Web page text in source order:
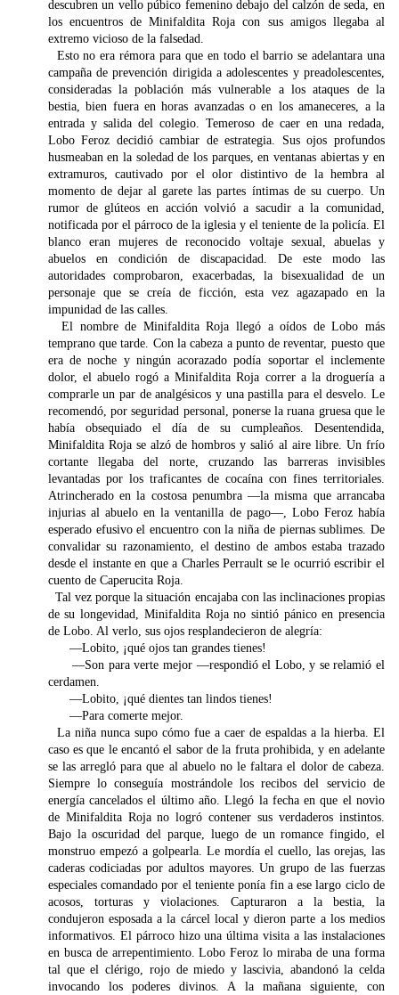
descubren un vello púbico femenino debajo del calzón de seda, en
los encuentros de Minifaldita Roja con sus amigos llegaba al
extremo vicioso de la falsedad.
Esto no era rémora para que en todo el barrio se adelantara una
campaña de prevención dirigida a adolescentes y preadolescentes,
consideradas la población más vulnerable a los ataques de la
bestia, bien fuera en horas avanzadas o en los amaneceres, a la
entrada y salida del colegio. Temeroso de caer en una redada,
Lobo Feroz decidió cambiar de estrategia. Sus ojos profundos
husmeaban en la soledad de los parques, en ventanas abiertas y en
extramuros, cautivado por el olor distintivo de la hembra al
momento de dejar al garete las partes íntimas de su cuerpo. Un
rumor de glúteos en acción volvió a sacudir a la comunidad,
notificada por el párroco de la iglesia y el teniente de la policía. El
blanco eran mujeres de reconocido voltaje sexual, abuelas y
abuelos en condición de discapacidad. De este modo las
autoridades comprobaron, exacerbadas, la bisexualidad de un
personaje que se creía de ficción, esta vez agazapado en la
impunidad de las calles.
El nombre de Minifaldita Roja llegó a oídos de Lobo más
temprano que tarde. Con la cabeza a punto de reventar, puesto que
era de noche y ningún acorazado podía soportar el inclemente
dolor, el abuelo rogó a Minifaldita Roja correr a la droguería a
comprarle un par de analgésicos y una pastilla para el desvelo. Le
recomendó, por seguridad personal, ponerse la ruana gruesa que le
había obsequiado el día de su cumpleaños. Desentendida,
Minifaldita Roja se alzó de hombros y salió al aire libre. Un frío
cortante llegaba del norte, cruzando las barreras invisibles
levantadas por los traficantes de cocaína con fines territoriales.
Atrincherado en la costosa penumbra —la misma que arrancaba
injurias al abuelo en la ventanilla de pago—, Lobo Feroz había
esperado efusivo el encuentro con la niña de piernas sublimes. De
convalidar su razonamiento, el destino de ambos estaba trazado
desde el instante en que a Charles Perrault se le ocurrió escribir el
cuento de Caperucita Roja.
Tal vez porque la situación encajaba con las inclinaciones propias
de su longevidad, Minifaldita Roja no sintió pánico en presencia
de Lobo. Al verlo, sus ojos resplandecieron de alegría:
—Lobito, ¡qué ojos tan grandes tienes!
—Son para verte mejor —respondió el Lobo, y se relamió el
cerdamen.
—Lobito, ¡qué dientes tan lindos tienes!
—Para comerte mejor.
La niña nunca supo cómo fue a caer de espaldas a la hierba. El
caso es que le encantó el sabor de la fruta prohibida, y en adelante
se las arregló para que al abuelo no le faltara el dolor de cabeza.
Siempre lo conseguía mostrándole los recibos del servicio de
energía cancelados el último año. Llegó la fecha en que el novio
de Minifaldita Roja no logró contener sus verdaderos instintos.
Bajo la oscuridad del parque, luego de un romance fingido, el
monstruo empezó a golpearla. Le mordía el cuello, las orejas, las
caderas codiciadas por adultos mayores. Un grupo de las fuerzas
especiales comandado por el teniente ponía fin a ese largo ciclo de
acosos, torturas y violaciones. Capturaron a la bestia, la
condujeron esposada a la cárcel local y dieron parte a los medios
informativos. El párroco hizo una última visita a las instalaciones
en busca de arrepentimiento. Lobo Feroz lo miraba de una forma
tal que el clérigo, rojo de miedo y lascivia, abandonó la celda
invocando los poderes divinos. A la mañana siguiente, con